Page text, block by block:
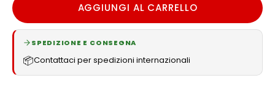
AGGIUNGI AL CARRELLO
SPEDIZIONE E CONSEGNA
📦Contattaci per spedizioni internazionali